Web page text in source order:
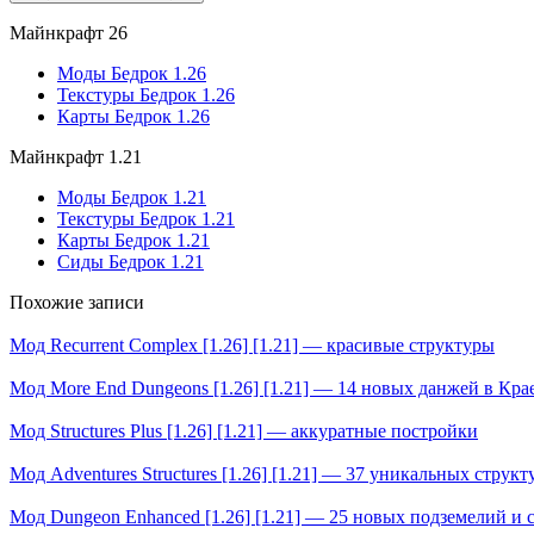
Майнкрафт 26
Моды Бедрок 1.26
Текстуры Бедрок 1.26
Карты Бедрок 1.26
Майнкрафт 1.21
Моды Бедрок 1.21
Текстуры Бедрок 1.21
Карты Бедрок 1.21
Сиды Бедрок 1.21
Похожие записи
Мод Recurrent Complex [1.26] [1.21] — красивые структуры
Мод More End Dungeons [1.26] [1.21] — 14 новых данжей в
Мод Structures Plus [1.26] [1.21] — аккуратные постройки
Мод Adventures Structures [1.26] [1.21] — 37 уникальных
Мод Dungeon Enhanced [1.26] [1.21] — 25 новых подземелий и